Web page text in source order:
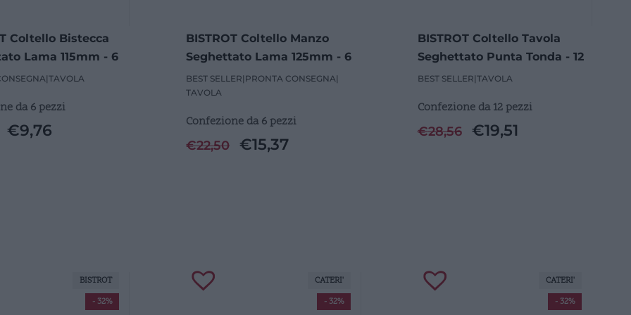
Coltello Bistecca
Lama 115mm - 6
|TAVOLA
da 6 pezzi
€9,76
BISTROT Coltello Manzo
Seghettato Lama 125mm - 6
Pezzi
BEST SELLER| PRONTA CONSEGNA|
TAVOLA
Confezione da 6 pezzi
€22,50 €15,37
BISTROT Coltello Tavola
Seghettato Punta Tonda - 12
Pezzi
BEST SELLER|TAVOLA
Confezione da 12 pezzi
€28,56 €19,51
- 32%
BISTROT
- 32%
CATERI'
- 32%
CATERI'